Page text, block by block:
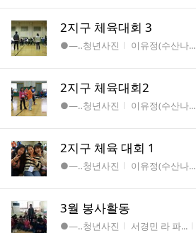
2지구 체육대회 3
게시판명
●―‥청년사진 작성자
이유정(수산나...
2지구 체육대회2
게시판명
●―‥청년사진 작성자
이유정(수산나...
2지구 체육 대회 1
게시판명
●―‥청년사진 작성자
이유정(수산나...
3월 봉사활동
게시판명
●―‥청년사진 작성자
서경민 라 파...